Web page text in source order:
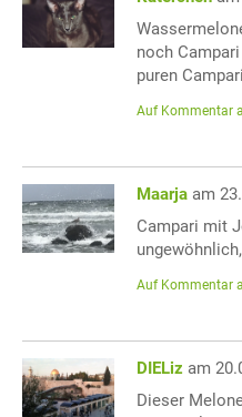
noch
puren
Auf Kommentar
Maarja am
Campari mit
Auf Kommentar
DIELiz am
Dieser